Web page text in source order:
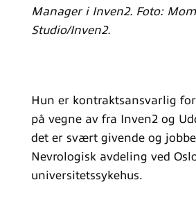
Manager i Inven2. Foto:
Studio/Inven2.
Hun er kontraktsansvarlig
på vegne av fra Inven2 og
det er svært givende og
Nevrologisk avdeling ved
universitetssykehus.